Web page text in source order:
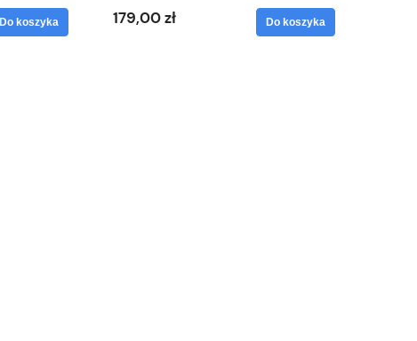
Do koszyka 179,00 zł Do koszyka